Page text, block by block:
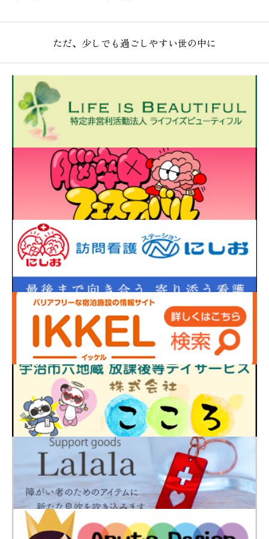
ただ、少しでも過ごしやすい世の中に